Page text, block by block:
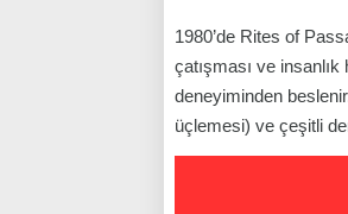
1980’de Rites of
çatışması ve
deneyiminden
üçlemesi) ve çeşitli